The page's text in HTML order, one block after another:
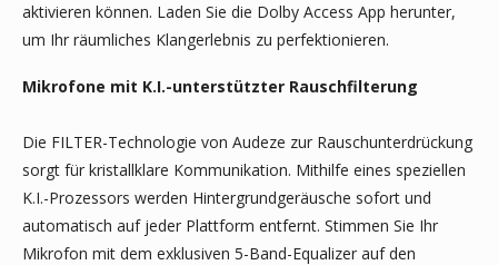
aktivieren können. Laden Sie die Dolby Access App herunter,
um Ihr räumliches Klangerlebnis zu perfektionieren.
Mikrofone mit K.I.-unterstützter Rauschfilterung
Die FILTER-Technologie von Audeze zur Rauschunterdrückung
sorgt für kristallklare Kommunikation. Mithilfe eines speziellen
K.I.-Prozessors werden Hintergrundgeräusche sofort und
automatisch auf jeder Plattform entfernt. Stimmen Sie Ihr
Mikrofon mit dem exklusiven 5-Band-Equalizer auf den